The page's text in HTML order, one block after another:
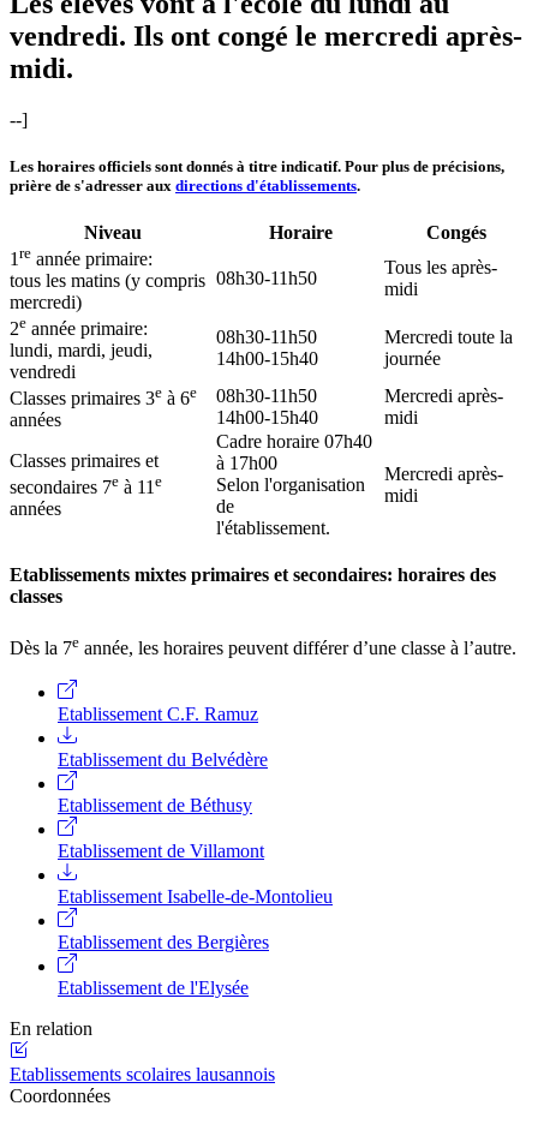
vendredi. Ils ont congé le mercredi après-
midi.
--]
Les horaires officiels sont donnés à titre indicatif. Pour plus de précisions,
prière de s'adresser aux directions d'établissements.
Niveau Horaire
Congés
1 re année primaire:
tous les matins (y compris
mercredi)
08h30-11h50
Tous les après-
midi
2e année primaire:
lundi, mardi, jeudi,
vendredi
08h30-11h50
14h00-15h40
Mercredi toute la
journée
Classes primaires 3e à 6e
années
08h30-11h50
14h00-15h40
Mercredi après-
midi
Classes primaires et
secondaires 7e à 11 e
années
Cadre horaire 07h40
à 17h00
Selon l'organisation
de
l'établissement.
Mercredi après-
midi
Etablissements mixtes primaires et secondaires: horaires des
classes
Dès la 7e année, les horaires peuvent différer d’une classe à l’autre.
Etablissement C.F. Ramuz
Etablissement du Belvédère
Etablissement de Béthusy
Etablissement de Villamont
Etablissement Isabelle-de-Montolieu
Etablissement des Bergières
Etablissement de l'Elysée
En relation
Etablissements scolaires lausannois
Coordonnées